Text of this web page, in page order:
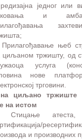
једног или
и
њеб
циљаном тржишту, од
услуга
нове
трговини.
на циљано тржиште
на истом​
Стицање атеста,
и производних